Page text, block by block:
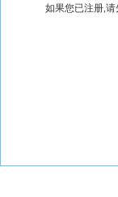
如果您已注册,